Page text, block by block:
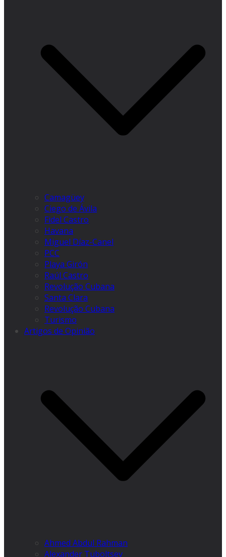
Camagüey
Ciego de Ávila
Fidel Castro
Havana
Miguel Díaz-Canel
PCC
Playa Girón
Raúl Castro
Revolução Cubana
Santa Clara
Revolução Cubana
Turismo
Artigos de Opinião
Ahmed Abdul Rahman
Alexander Tuboltsev